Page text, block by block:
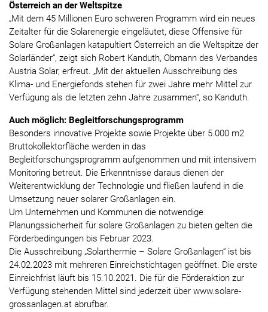
Österreich an der Weltspitze
„Mit dem 45 Millionen Euro schweren Programm wird ein neues
Zeitalter für die Solarenergie eingeläutet, diese Offensive für
Solare Großanlagen katapultiert Österreich an die Weltspitze der
Solarländer“, zeigt sich Robert Kanduth, Obmann des Verbandes
Austria Solar, erfreut. „Mit der aktuellen Ausschreibung des
Klima- und Energiefonds stehen für zwei Jahre mehr Mittel zur
Verfügung als die letzten zehn Jahre zusammen“, so Kanduth.
Auch möglich: Begleitforschungsprogramm
Besonders innovative Projekte sowie Projekte über 5.000 m2
Bruttokollektorfläche werden in das
Begleitforschungsprogramm aufgenommen und mit intensivem
Monitoring betreut. Die Erkenntnisse daraus dienen der
Weiterentwicklung der Technologie und fließen laufend in die
Umsetzung neuer solarer Großanlagen ein.
Um Unternehmen und Kommunen die notwendige
Planungssicherheit für solare Großanlagen zu bieten gelten die
Förderbedingungen bis Februar 2023.
Die Ausschreibung „Solarthermie – Solare Großanlagen“ ist bis
24.02.2023 mit mehreren Einreichstichtagen geöffnet. Die erste
Einreichfrist läuft bis 15.10.2021. Die für die Förderaktion zur
Verfügung stehenden Mittel sind jederzeit über www.solare-
grossanlagen.at abrufbar.